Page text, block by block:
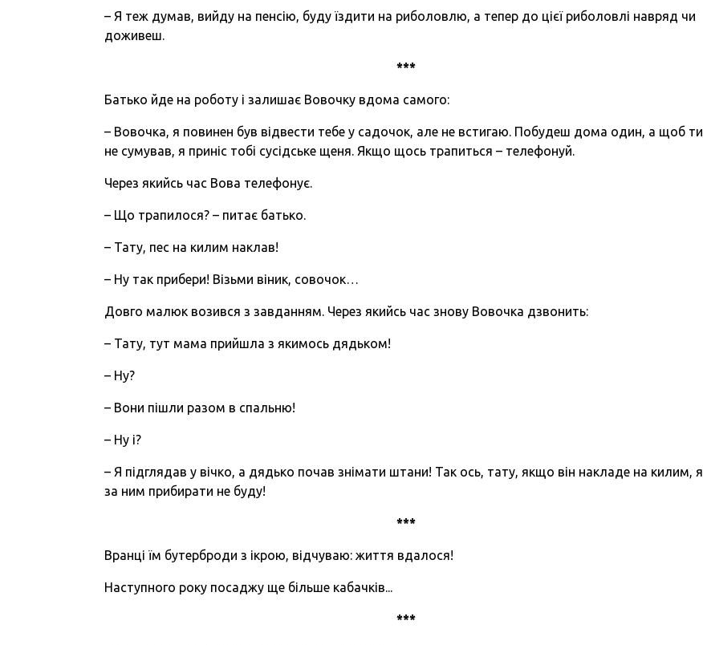
– Я теж думав, вийду на пенсію, буду їздити на риболовлю, а тепер до цієї риболовлі навряд чи
доживеш.
***
Батько йде на роботу і залишає Вовочку вдома самого:
– Вовочка, я повинен був відвести тебе у садочок, але не встигаю. Побудеш дома один, а щоб ти
не сумував, я приніс тобі сусідське щеня. Якщо щось трапиться – телефонуй.
Через якийсь час Вова телефонує.
– Що трапилося? – питає батько.
– Тату, пес на килим наклав!
– Ну так прибери! Візьми віник, совочок…
Довго малюк возився з завданням. Через якийсь час знову Вовочка дзвонить:
– Тату, тут мама прийшла з якимось дядьком!
– Ну?
– Вони пішли разом в спальню!
– Ну і?
– Я підглядав у вічко, а дядько почав знімати штани! Так ось, тату, якщо він накладе на килим, я
за ним прибирати не буду!
***
Вранці їм бутерброди з ікрою, відчуваю: життя вдалося!
Наступного року посаджу ще більше кабачків...
***